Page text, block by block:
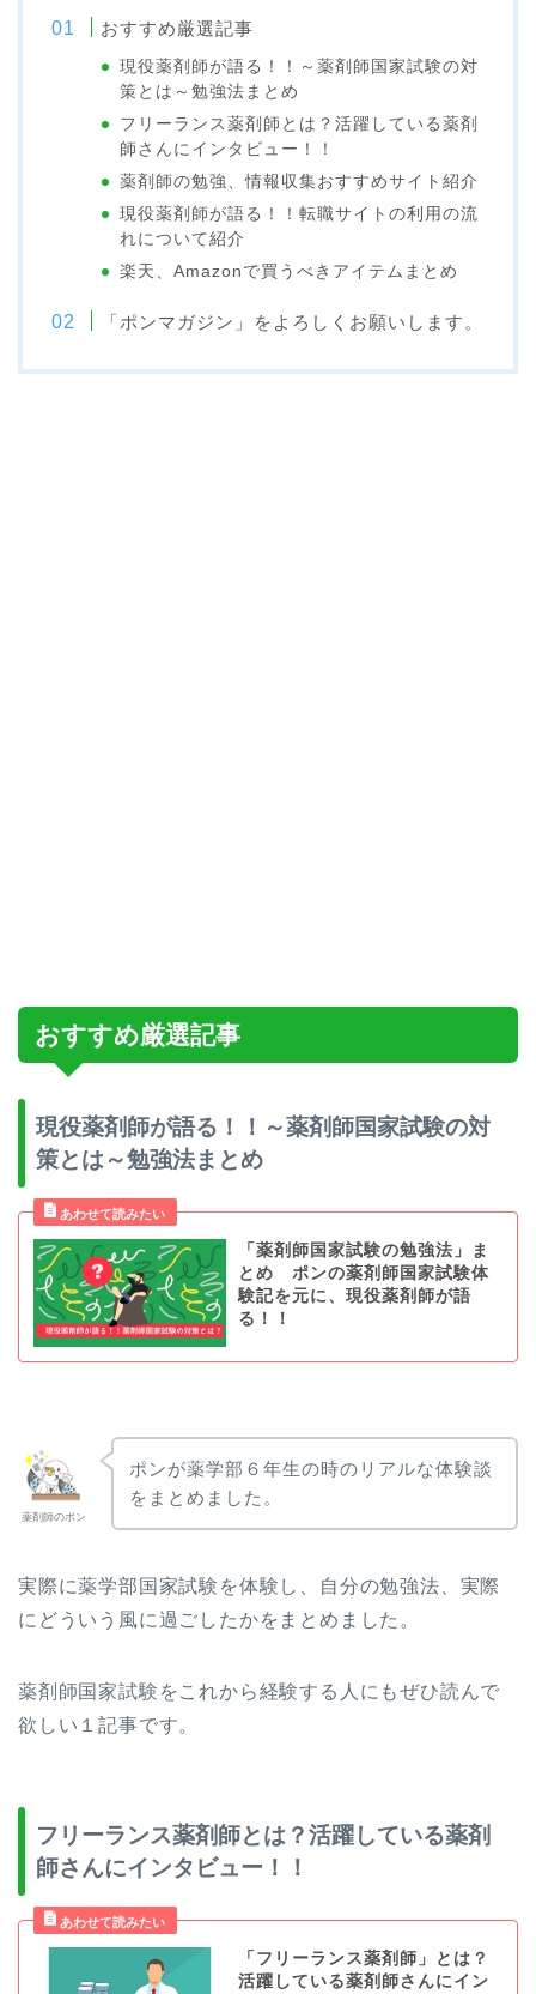
おすすめ厳選記事
現役薬剤師が語る！！～薬剤師国家試験の対
策とは～勉強法まとめ
フリーランス薬剤師とは？活躍している薬剤
師さんにインタビュー！！
薬剤師の勉強、情報収集おすすめサイト紹介
現役薬剤師が語る！！転職サイトの利用の流
れについて紹介
楽天、Amazonで買うべきアイテムまとめ
「ポンマガジン」をよろしくお願いします。
おすすめ厳選記事
現役薬剤師が語る！！～薬剤師国家試験の対
策とは～勉強法まとめ
「薬剤師国家試験の勉強法」ま
とめ ポンの薬剤師国家試験体
験記を元に、現役薬剤師が語
る！！
薬剤師のポン
ポンが薬学部６年生の時のリアルな体験談
をまとめました。
実際に薬学部国家試験を体験し、自分の勉強法、実際
にどういう風に過ごしたかをまとめました。
薬剤師国家試験をこれから経験する人にもぜひ読んで
欲しい１記事です。
フリーランス薬剤師とは？活躍している薬剤
師さんにインタビュー！！
「フリーランス薬剤師」とは？
活躍している薬剤師さんにイン